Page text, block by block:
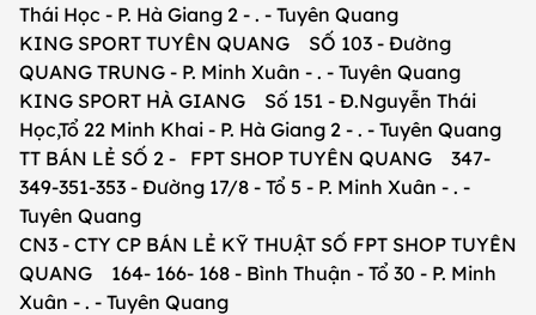
Thái Học - P. Hà Giang 2 - . - Tuyên Quang
KING SPORT TUYÊN QUANG SỐ 103 - Đường
QUANG TRUNG - P. Minh Xuân - . - Tuyên Quang
KING SPORT HÀ GIANG Số 151 - Đ.Nguyễn Thái
Học,Tổ 22 Minh Khai - P. Hà Giang 2 - . - Tuyên Quang
TT BÁN LẺ SỐ 2 - FPT SHOP TUYÊN QUANG 347-
349-351-353 - Đường 17/8 - Tổ 5 - P. Minh Xuân - . -
Tuyên Quang
CN3 - CTY CP BÁN LẺ KỸ THUẬT SỐ FPT SHOP TUYÊN
QUANG 164- 166- 168 - Bình Thuận - Tổ 30 - P. Minh
Xuân - . - Tuyên Quang